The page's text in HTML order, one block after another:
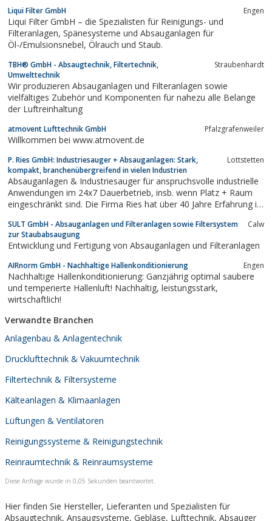
Liqui Filter GmbH Engen
Liqui Filter GmbH – die Spezialisten für Reinigungs- und
Filteranlagen, Spänesysteme und Absauganlagen für
Öl-/Emulsionsnebel, Ölrauch und Staub.
TBH® GmbH - Absaugtechnik, Filtertechnik,
Umwelttechnik
Straubenhardt
Wir produzieren Absauganlagen und Filteranlagen sowie
vielfältiges Zubehör und Komponenten für nahezu alle Belange
der Luftreinhaltung
atmovent Lufttechnik GmbH Pfalzgrafenweiler
Willkommen bei www.atmovent.de
P. Ries GmbH: Industriesauger + Absauganlagen: Stark,
kompakt, branchenübergreifend in vielen Industrien
Lottstetten
Absauganlagen & Industriesauger für anspruchsvolle industrielle
Anwendungen im 24x7 Dauerbetrieb, insb. wenn Platz + Raum
eingeschränkt sind. Die Firma Ries hat über 40 Jahre Erfahrung in
fortschrittlich, bauen bei vergleichbarer Saug- &
Filtrierungsleistung immer...
SULT GmbH - Absauganlagen und Filteranlagen sowie Filtersystem
zur Staubabsaugung
Calw
Entwicklung und Fertigung von Absauganlagen und Filteranlagen
AIRnorm GmbH - Nachhaltige Hallenkonditionierung Engen
Nachhaltige Hallenkonditionierung: Ganzjährig optimal saubere
und temperierte Hallenluft! Nachhaltig, leistungsstark,
wirtschaftlich!
Verwandte Branchen
Anlagenbau & Anlagentechnik
Drucklufttechnik & Vakuumtechnik
Filtertechnik & Filtersysteme
Kälteanlagen & Klimaanlagen
Lüftungen & Ventilatoren
Reinigungssysteme & Reinigungstechnik
Reinraumtechnik & Reinraumsysteme
Diese Anfrage wurde in 0,05 Sekunden beantwortet.
Hier finden Sie Hersteller, Lieferanten und Spezialisten für
Absaugtechnik, Ansaugsysteme, Gebläse, Lufttechnik, Absauger